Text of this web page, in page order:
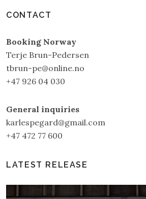
CONTACT
Booking Norway
Terje Brun-Pedersen
tbrun-pe@online.no
+47 926 04 030
General inquiries
karlespegard@gmail.com
+47 472 77 600
LATEST RELEASE